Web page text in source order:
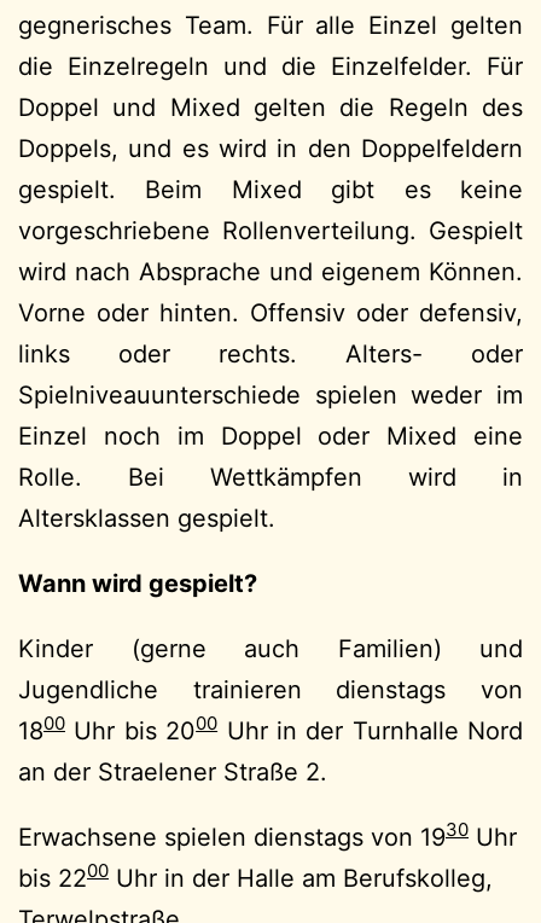
gegnerisches Team. Für alle Einzel gelten
die Einzelregeln und die Einzelfelder. Für
Doppel und Mixed gelten die Regeln des
Doppels, und es wird in den Doppelfeldern
gespielt. Beim Mixed gibt es keine
vorgeschriebene Rollenverteilung. Gespielt
wird nach Absprache und eigenem Können.
Vorne oder hinten. Offensiv oder defensiv,
links oder rechts. Alters- oder
Spielniveauunterschiede spielen weder im
Einzel noch im Doppel oder Mixed eine
Rolle. Bei Wettkämpfen wird in
Altersklassen gespielt.
Wann wird gespielt?
Kinder (gerne auch Familien) und
Jugendliche trainieren dienstags von
1800 Uhr bis 2000Uhr in der Turnhalle Nord
an der Straelener Straße 2.
Erwachsene spielen dienstags von 1930 Uhr
bis 2200 Uhr in der Halle am Berufskolleg,